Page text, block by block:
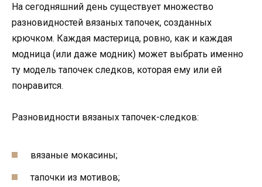
На сегодняшний день существует множество
разновидностей вязаных тапочек, созданных
крючком. Каждая мастерица, ровно, как и каждая
модница (или даже модник) может выбрать именно
ту модель тапочек следков, которая ему или ей
понравится.
Разновидности вязаных тапочек-следков:
вязаные мокасины;
тапочки из мотивов;